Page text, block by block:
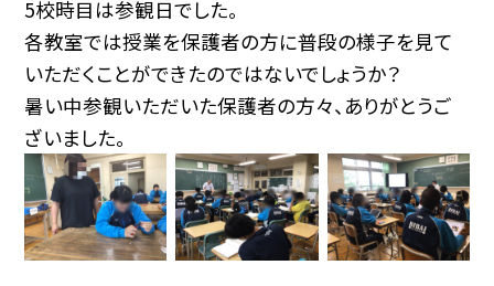
5校時目は参観日でした。
各教室では授業を保護者の方に普段の様子を見て
いただくことができたのではないでしょうか？
暑い中参観いただいた保護者の方々、ありがとうご
ざいました。